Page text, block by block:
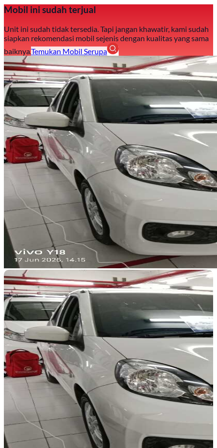
Mobil ini sudah terjual
Unit ini sudah tidak tersedia. Tapi jangan khawatir, kami sudah
siapkan rekomendasi mobil sejenis dengan kualitas yang sama
baiknya.Temukan Mobil Serupa